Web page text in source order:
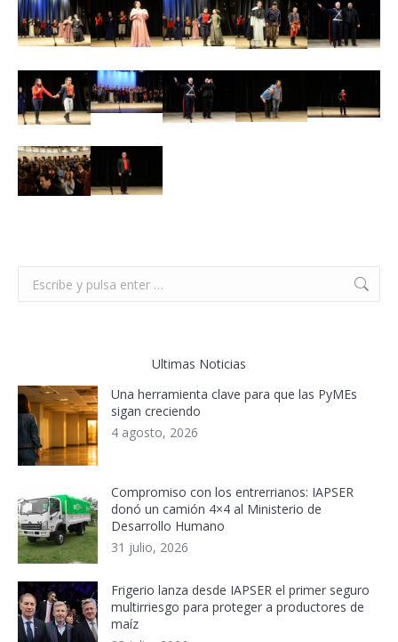
Ultimas Noticias
Una herramienta clave para que las PyMEs
sigan creciendo
4 agosto, 2026
Compromiso con los entrerrianos: IAPSER
donó un camión 4×4 al Ministerio de
Desarrollo Humano
31 julio, 2026
Frigerio lanza desde IAPSER el primer seguro
multirriesgo para proteger a productores de
maíz